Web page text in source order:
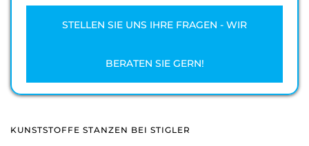
STELLEN SIE UNS IHRE FRAGEN - WIR
BERATEN SIE GERN!
KUNSTSTOFFE STANZEN BEI STIGLER